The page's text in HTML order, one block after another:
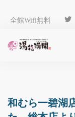
全館Wifi無料
客 室
温 泉
和むら一碧湖